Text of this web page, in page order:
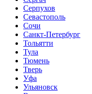
Серпухов
Севастополь
Сочи
Санкт-Петербург
Тольятти
Тула
Тюмень
Тверь
Уфа
Ульяновск